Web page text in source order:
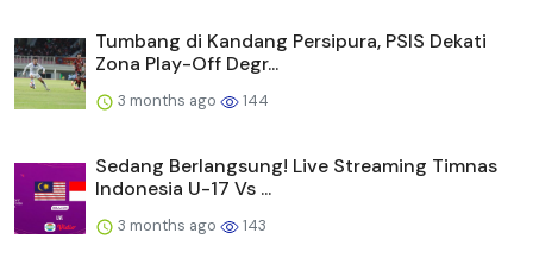
Tumbang di Kandang Persipura, PSIS Dekati
Zona Play-Off Degr...
3 months ago 144
Sedang Berlangsung! Live Streaming Timnas
Indonesia U-17 Vs ...
3 months ago 143